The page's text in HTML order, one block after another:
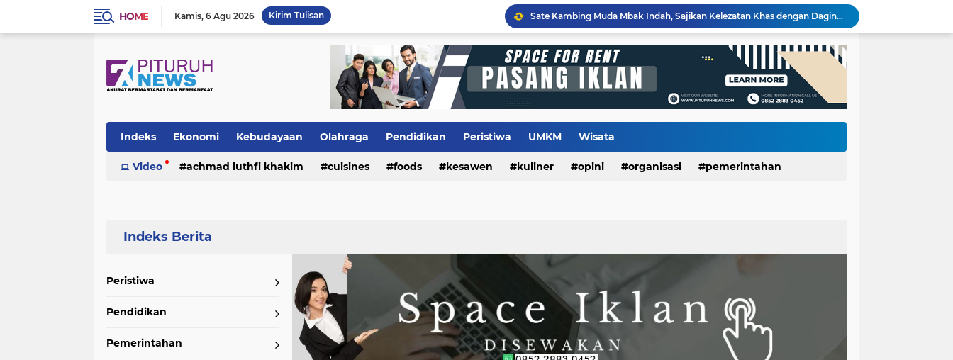
HOME Kamis 6 Agu 2026 Kirim Tulisan
Pemerintah Daerah dan Umat Kristiani Perkuat Semangat Toleransi Melalui Pembinaan Persekutuan Doa di Pituruh
Rembugan Bocah Purworejo 2026: Suara Anak Menggema, Dorong Kebijakan yang Lebih Ramah Anak
Dinporapar Purworejo dan KKN UGM Perkuat Sinergi, Praktik Baik Kecamatan Berdaya Siap Direplikasi
Usia 7 Tahun, Javas Inderatma Wiguna Mantap Menjadi Dalang Cilik, Sang Ayah: Berawal dari Menonton Wayang di YouTube
Flashback Program PITULUNGAN Yuli–Dion: Sejauh Mana Realisasinya?
Expo HUT ke-61 Yonif 412/BES Purworejo 2026 Resmi Dibuka, Pererat Sinergi TNI dan Masyarakat Lewat Beragam Hiburan
Sidang Gugatan dan Eksekusi Dijadwalkan Bersamaan, Pemkab Purworejo Minta PN Tunda Eksekusi Ponpes Minhajut Tholibin
Indeks Ekonomi Kebudayaan Olahraga Pendidikan Peristiwa UMKM Wisata
Video achmad luthfi khakim cuisines foods kesawen kuliner opini organisasi pemerintahan
Peristiwa
Pendidikan
Pemerintahan